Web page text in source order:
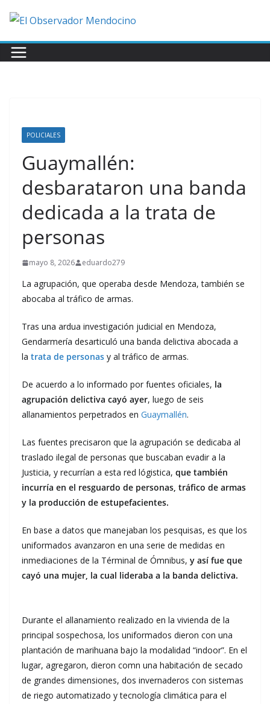
contenido
POLICIALES
Guaymallén:
desbarataron una banda
dedicada a la trata de
personas
mayo 8, 2026 eduardo279
La agrupación, que operaba desde Mendoza, también se
abocaba al tráfico de armas.
Tras una ardua investigación judicial en Mendoza,
Gendarmería desarticuló una banda delictiva abocada a
la trata de personas y al tráfico de armas.
De acuerdo a lo informado por fuentes oficiales, la
agrupación delictiva cayó ayer, luego de seis
allanamientos perpetrados en Guaymallén.
Las fuentes precisaron que la agrupación se dedicaba al
traslado ilegal de personas que buscaban evadir a la
Justicia, y recurrían a esta red lógistica, que también
incurría en el resguardo de personas, tráfico de armas
y la producción de estupefacientes.
En base a datos que manejaban los pesquisas, es que los
uniformados avanzaron en una serie de medidas en
inmediaciones de la Términal de Ómnibus, y así fue que
cayó una mujer, la cual lideraba a la banda delictiva.
Durante el allanamiento realizado en la vivienda de la
principal sospechosa, los uniformados dieron con una
plantación de marihuana bajo la modalidad “indoor”. En el
lugar, agregaron, dieron comn una habitación de secado
de grandes dimensiones, dos invernaderos con sistemas
de riego automatizado y tecnología climática para el